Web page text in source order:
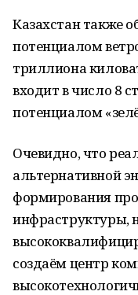
Казахстан также
потенциалом
триллиона
входит в число 8
потенциалом
Очевидно, что
альтернативной
формирования
инфраструктуры,
создаём центр